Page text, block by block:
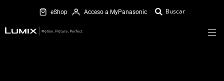
eShop Acceso a MyPanasonic